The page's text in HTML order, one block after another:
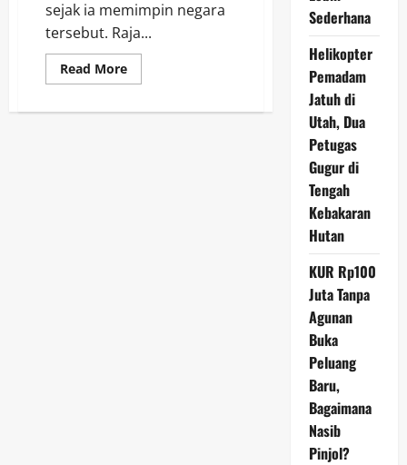
sejak ia memimpin negara
tersebut. Raja...
Read MoreRead
more
Kontroversial
Sederhana
Helikopter
Pemadam
Jatuh di
Utah, Dua
Petugas
Gugur di
Tengah
Kebakaran
Hutan
KUR Rp100
Juta Tanpa
Agunan
Buka
Peluang
Baru,
Bagaimana
Nasib
Pinjol?